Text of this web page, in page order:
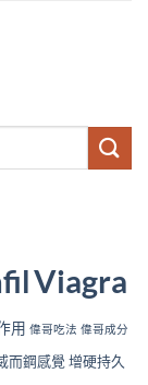
Viagra
用 偉哥吃法 偉哥成分
而鋼感覺 增硬持久